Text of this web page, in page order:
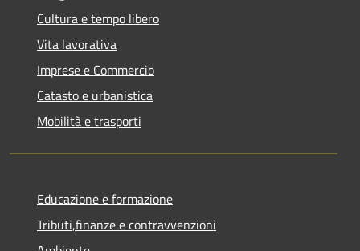
Cultura e tempo libero
Vita lavorativa
Imprese e Commercio
Catasto e urbanistica
Mobilità e trasporti
Educazione e formazione
Tributi,finanze e contravvenzioni